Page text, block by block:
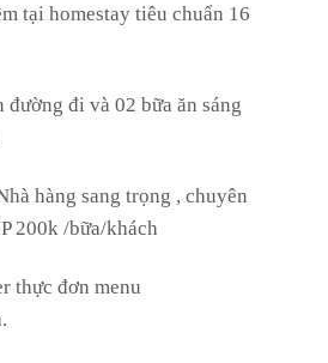
tại homestay tiêu chuẩn 16
đường đi và 02 bữa ăn sáng
hàng sang trọng , chuyên
200k /bữa/khách
thực đơn menu